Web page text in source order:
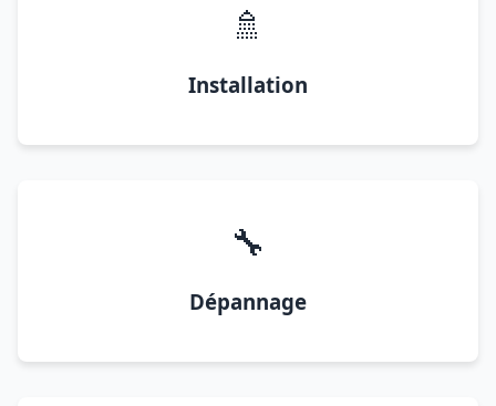
🚿
Installation
🔧
Dépannage